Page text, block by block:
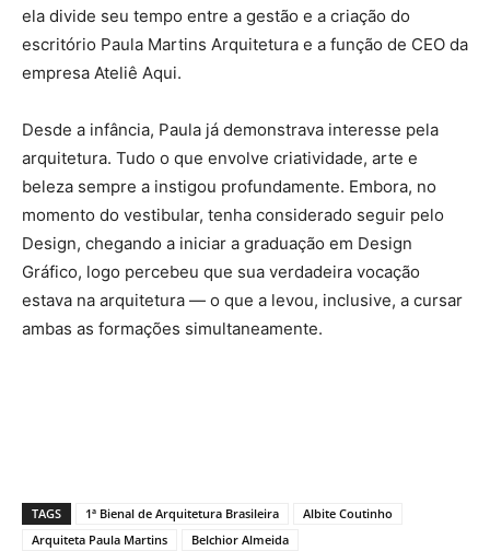
ela divide seu tempo entre a gestão e a criação do
escritório Paula Martins Arquitetura e a função de CEO da
empresa Ateliê Aqui.
Desde a infância, Paula já demonstrava interesse pela
arquitetura. Tudo o que envolve criatividade, arte e
beleza sempre a instigou profundamente. Embora, no
momento do vestibular, tenha considerado seguir pelo
Design, chegando a iniciar a graduação em Design
Gráfico, logo percebeu que sua verdadeira vocação
estava na arquitetura — o que a levou, inclusive, a cursar
ambas as formações simultaneamente.
TAGS 1ª Bienal de Arquitetura Brasileira
Albite Coutinho
Arquiteta Paula Martins
Belchior Almeida